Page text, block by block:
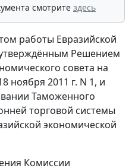
смотрите здесь
работы Евразийской
Решением
совета на
ноября 2011 г. N 1, и
Таможенного
торговой системы
экономической
Комиссии